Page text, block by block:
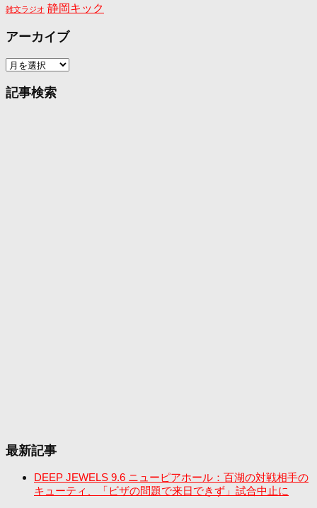
雑文ラジオ 静岡キック
アーカイブ
ア
カ
記事検索
最新記事
DEEP JEWELS 9.6 ニューピアホール：百湖の対戦相手の
キューティ、「ビザの問題で来日できず」試合中止に